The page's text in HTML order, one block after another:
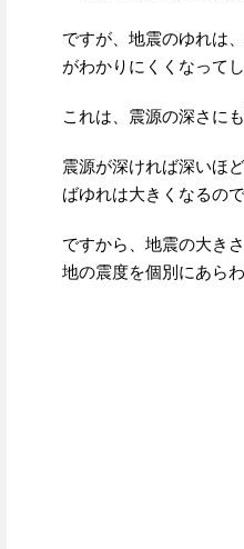
ですが、地震のゆれは
がわかりにくくなって
これは、震源の深さに
震源が深ければ深いほ
ばゆれは大きくなるので
ですから、地震の大き
地の震度を個別にあらわ